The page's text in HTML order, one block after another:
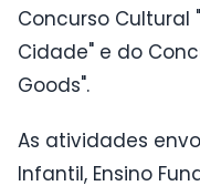
Concurso Cultural
Cidade" e do
Goods".
As atividades
Infantil, Ensino